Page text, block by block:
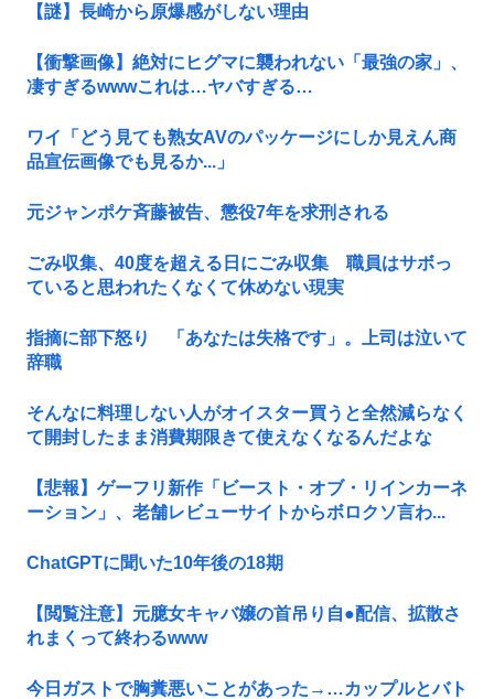
【謎】長崎から原爆感がしない理由
【衝撃画像】絶対にヒグマに襲われない「最強の家」、
凄すぎるwwwこれは…ヤバすぎる…
ワイ「どう見ても熟女AVのパッケージにしか見えん商
品宣伝画像でも見るか...」
元ジャンポケ斉藤被告、懲役7年を求刑される
ごみ収集、40度を超える日にごみ収集 職員はサボっ
ていると思われたくなくて休めない現実
指摘に部下怒り 「あなたは失格です」。上司は泣いて
辞職
そんなに料理しない人がオイスター買うと全然減らなく
て開封したまま消費期限きて使えなくなるんだよな
【悲報】ゲーフリ新作「ビースト・オブ・リインカーネ
ーション」、老舗レビューサイトからボロクソ言わ...
ChatGPTに聞いた10年後の18期
【閲覧注意】元臆女キャバ嬢の首吊り自●配信、拡散さ
れまくって終わるwww
今日ガストで胸糞悪いことがあった→…カップルとバト